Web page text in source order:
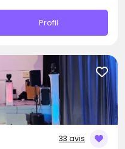
Profil
33 avis